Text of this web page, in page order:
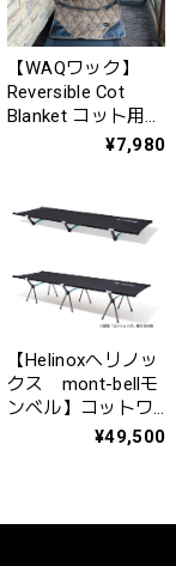
【WAQワック】
Reversible Cot
Blanket コット用ブ
ランケット （ノー
¥7,980
【Helinoxヘリノッ
クス mont-bellモ
ンベル】コットワ
ン コンバーチブ
¥49,500